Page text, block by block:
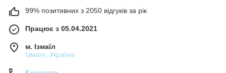
99% позитивних з 2050 відгуків за рік
Працює з 05.04.2021
м. Ізмаїл
Ізмаїл, Україна